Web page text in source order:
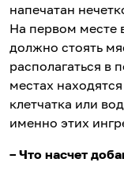
напечатан
На первом месте
должно стоять
располагаться в
местах
клетчатка или
именно этих
– Что насчет